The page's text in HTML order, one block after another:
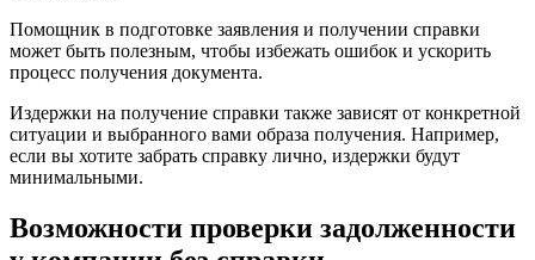
Помощник в подготовке заявления и получении справки
может быть полезным, чтобы избежать ошибок и ускорить
процесс получения документа.
Издержки на получение справки также зависят от конкретной
ситуации и выбранного вами образа получения. Например,
если вы хотите забрать справку лично, издержки будут
минимальными.
Возможности проверки задолженности